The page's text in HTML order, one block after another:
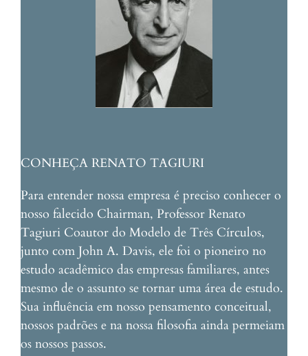
CONHEÇA RENATO TAGIURI
Para entender nossa empresa é preciso conhecer o
nosso falecido Chairman, Professor Renato
Tagiuri Coautor do Modelo de Três Círculos,
junto com John A. Davis, ele foi o pioneiro no
estudo acadêmico das empresas familiares, antes
mesmo de o assunto se tornar uma área de estudo.
Sua influência em nosso pensamento conceitual,
nossos padrões e na nossa filosofia ainda permeiam
os nossos passos.